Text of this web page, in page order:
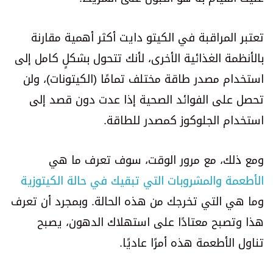
تعتبر المراقبة في الكيتو دايت أكثر أهمية مقارنة
بالأنظمة الغذائية الأخرى، لأنك تتحول بشكلٍ كامل إلى
استخدام مصدر طاقة مختلف تمامًا (الكيتونات)، ولن
تحصل على الفوائد الصحية إذا عدت دون قصد إلى
استخدام الجلوكوز كمصدر للطاقة.
ومع ذلك، مع مرور الوقت، سوف تعرف ما هي
الأطعمة والمشروبات التي تبقيك في حالة الكيتوزية
وما هي التي تخرجك من هذه الحالة. وبمجرد أن تعرف
هذا وتصبح معتادًا على استهلاك الدهون، يصبح
تناول الأطعمة هذه أمرًا عاديًا.